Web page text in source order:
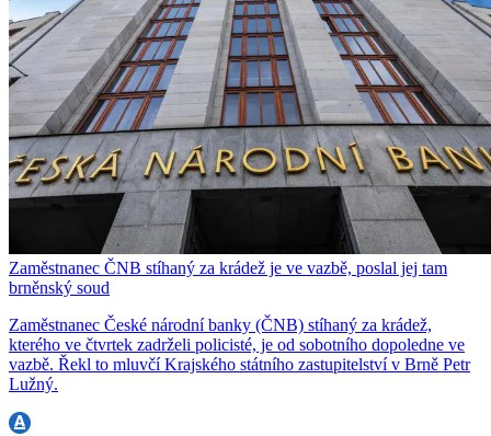
Zaměstnanec ČNB stíhaný za krádež je ve vazbě, poslal jej tam
brněnský soud
Zaměstnanec České národní banky (ČNB) stíhaný za krádež,
kterého ve čtvrtek zadrželi policisté, je od sobotního dopoledne ve
vazbě. Řekl to mluvčí Krajského státního zastupitelství v Brně Petr
Lužný.